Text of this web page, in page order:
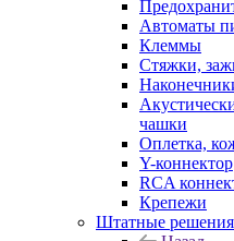
Автоматы
Клеммы
Стяжки,
чашки
Оплетка,
Y-коннектор
RCA
Крепежи
Штатные решения